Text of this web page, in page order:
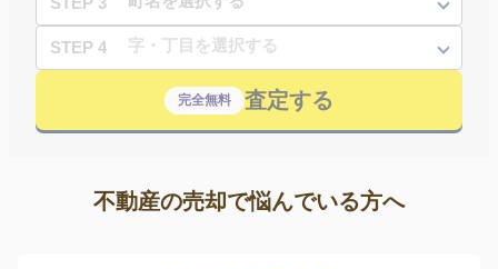
STEP 4
完全無料 査定する
不動産の売却で悩んでいる方へ